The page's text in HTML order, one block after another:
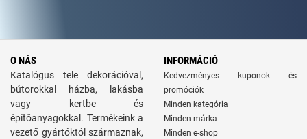
O NÁS
Katalógus tele dekorációval,
bútorokkal házba, lakásba
vagy kertbe és
építőanyagokkal. Termékeink a
vezető gyártóktól származnak,
INFORMÁCIÓ
Kedvezményes kuponok és
promóciók
Minden kategória
Minden márka
Minden e-shop